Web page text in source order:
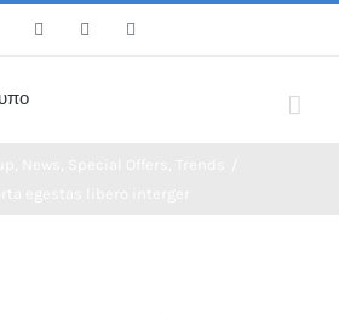
FacebookTwitter Instagram